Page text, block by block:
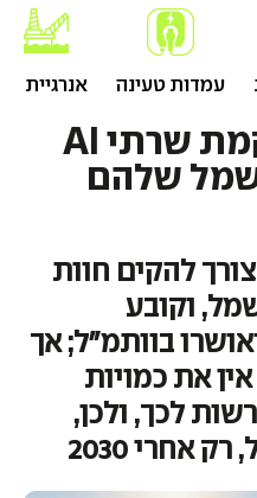
עמדות טעינה אנרגיית גז
האוצר: לאשר הקמת שרתי AI
שלהם
להקים חוות
וקובע
בוותמ"ל; אך
את כמויות
לכך, ולכן,
אחרי 2030